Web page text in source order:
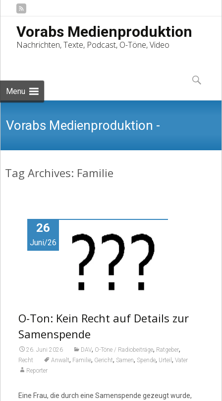
Vorabs Medienproduktion
Nachrichten, Texte, Podcast, O-Töne, Video
Menu
to
content
Suchen
nach:
Vorabs Medienproduktion -
Nachrichten, Texte, Podcast, O-Töne,
Video
Tag Archives: Familie
26
Juni/26
O-Ton: Kein Recht auf Details zur
Samenspende
26. Juni 2026 DAV, O-Töne / Radiobeiträge, Ratgeber,
Recht Anwalt, Familie, Gericht, Samen, Spende, Urteil , Vater
Reporter
Eine Frau, die durch eine Samenspende gezeugt wurde,